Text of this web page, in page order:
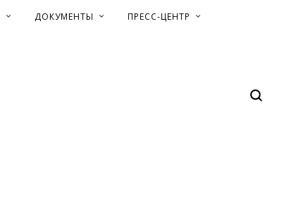
ДОКУМЕНТЫ ПРЕСС-ЦЕНТР